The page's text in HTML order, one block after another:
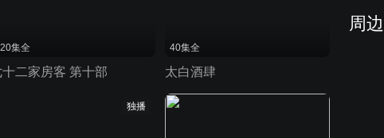
周
集全
十二家房客 第十部
40集全
太白酒肆
独播